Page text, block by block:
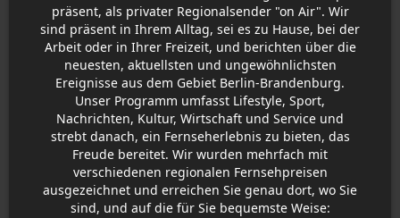
präsent, als privater Regionalsender "on Air". Wir
sind präsent in Ihrem Alltag, sei es zu Hause, bei der
Arbeit oder in Ihrer Freizeit, und berichten über die
neuesten, aktuellsten und ungewöhnlichsten
Ereignisse aus dem Gebiet Berlin-Brandenburg.
Unser Programm umfasst Lifestyle, Sport,
Nachrichten, Kultur, Wirtschaft und Service und
strebt danach, ein Fernseherlebnis zu bieten, das
Freude bereitet. Wir wurden mehrfach mit
verschiedenen regionalen Fernsehpreisen
ausgezeichnet und erreichen Sie genau dort, wo Sie
sind, und auf die für Sie bequemste Weise: